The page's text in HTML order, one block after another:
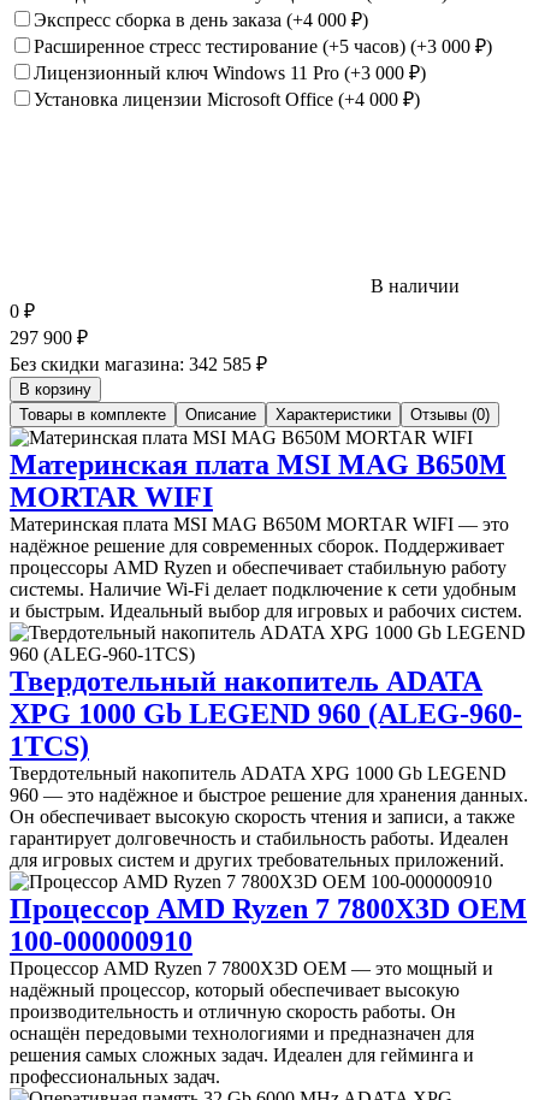
Экспресс сборка в день заказа (+4 000 ₽)
Расширенное стресс тестирование (+5 часов) (+3 000 ₽)
Лицензионный ключ Windows 11 Pro (+3 000 ₽)
Установка лицензии Microsoft Office (+4 000 ₽)
В наличии
0 ₽
297 900 ₽
Без скидки магазина: 342 585 ₽
В корзину
Товары в комплекте
Описание Характеристики Отзывы (0)
Материнская плата MSI MAG B650M
MORTAR WIFI
Материнская плата MSI MAG B650M MORTAR WIFI — это
надёжное решение для современных сборок. Поддерживает
процессоры AMD Ryzen и обеспечивает стабильную работу
системы. Наличие Wi-Fi делает подключение к сети удобным
и быстрым. Идеальный выбор для игровых и рабочих систем.
Твердотельный накопитель ADATA
XPG 1000 Gb LEGEND 960 (ALEG-960-
1TCS)
Твердотельный накопитель ADATA XPG 1000 Gb LEGEND
960 — это надёжное и быстрое решение для хранения данных.
Он обеспечивает высокую скорость чтения и записи, а также
гарантирует долговечность и стабильность работы. Идеален
для игровых систем и других требовательных приложений.
Процессор AMD Ryzen 7 7800X3D OEM
100-000000910
Процессор AMD Ryzen 7 7800X3D OEM — это мощный и
надёжный процессор, который обеспечивает высокую
производительность и отличную скорость работы. Он
оснащён передовыми технологиями и предназначен для
решения самых сложных задач. Идеален для гейминга и
профессиональных задач.